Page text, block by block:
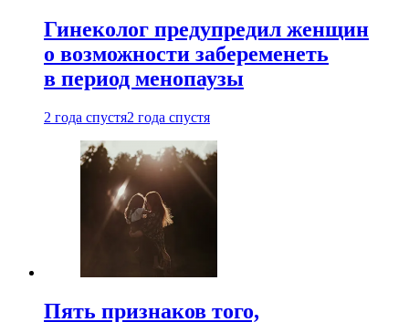
Гинеколог предупредил женщин
о возможности забеременеть
в период менопаузы
2 года спустя2 года спустя
Пять признаков того,